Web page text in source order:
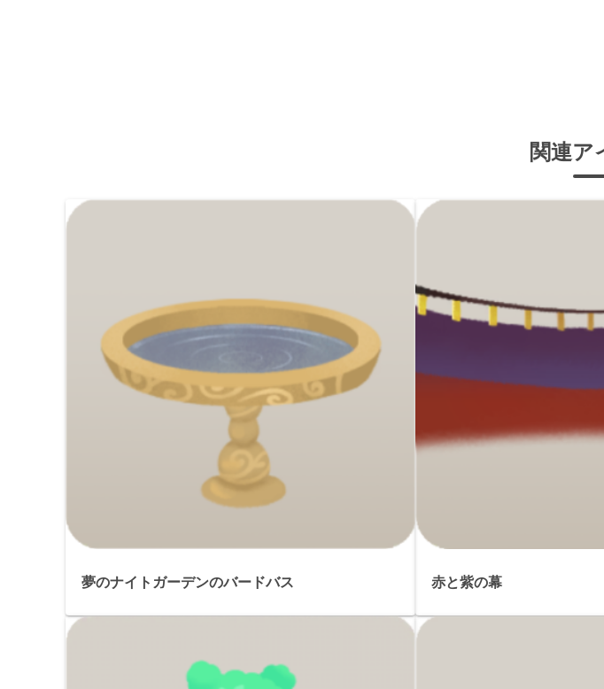
関連ア
夢のナイトガーデンのバードバス 赤と紫の幕